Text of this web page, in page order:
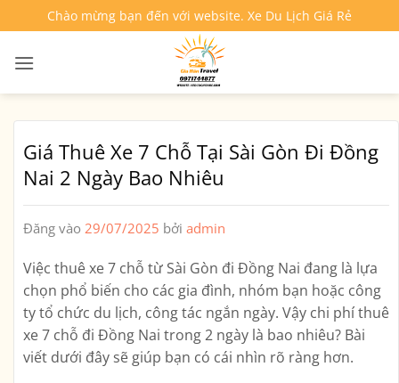
qua
nội
Chào mừng bạn đến với website. Xe Du Lịch Giá Rẻ
Giá Thuê Xe 7 Chỗ Tại Sài Gòn Đi Đồng
Nai 2 Ngày Bao Nhiêu
Đăng vào 29/07/2025 bởi admin
Việc thuê xe 7 chỗ từ Sài Gòn đi Đồng Nai đang là lựa
chọn phổ biến cho các gia đình, nhóm bạn hoặc công
ty tổ chức du lịch, công tác ngắn ngày. Vậy chi phí thuê
xe 7 chỗ đi Đồng Nai trong 2 ngày là bao nhiêu? Bài
viết dưới đây sẽ giúp bạn có cái nhìn rõ ràng hơn.